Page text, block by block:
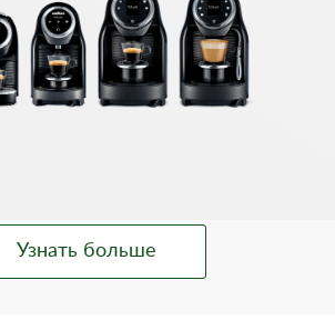
Узнать больше